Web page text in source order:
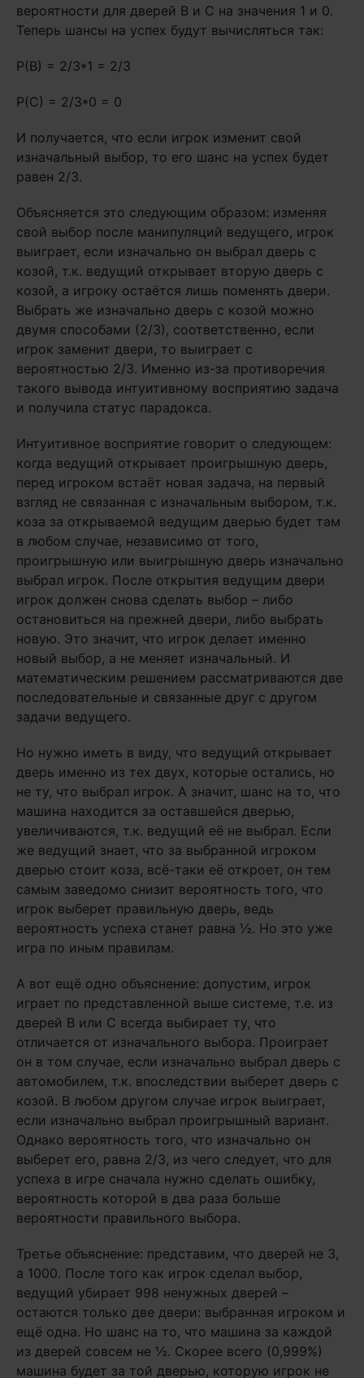
вероятности для дверей B и C на значения 1 и 0.
Теперь шансы на успех будут вычисляться так:
P(B) = 2/3*1 = 2/3
P(C) = 2/3*0 = 0
И получается, что если игрок изменит свой
изначальный выбор, то его шанс на успех будет
равен 2/3.
Объясняется это следующим образом: изменяя
свой выбор после манипуляций ведущего, игрок
выиграет, если изначально он выбрал дверь с
козой, т.к. ведущий открывает вторую дверь с
козой, а игроку остаётся лишь поменять двери.
Выбрать же изначально дверь с козой можно
двумя способами (2/3), соответственно, если
игрок заменит двери, то выиграет с
вероятностью 2/3. Именно из-за противоречия
такого вывода интуитивному восприятию задача
и получила статус парадокса.
Интуитивное восприятие говорит о следующем:
когда ведущий открывает проигрышную дверь,
перед игроком встаёт новая задача, на первый
взгляд не связанная с изначальным выбором, т.к.
коза за открываемой ведущим дверью будет там
в любом случае, независимо от того,
проигрышную или выигрышную дверь изначально
выбрал игрок. После открытия ведущим двери
игрок должен снова сделать выбор – либо
остановиться на прежней двери, либо выбрать
новую. Это значит, что игрок делает именно
новый выбор, а не меняет изначальный. И
математическим решением рассматриваются две
последовательные и связанные друг с другом
задачи ведущего.
Но нужно иметь в виду, что ведущий открывает
дверь именно из тех двух, которые остались, но
не ту, что выбрал игрок. А значит, шанс на то, что
машина находится за оставшейся дверью,
увеличиваются, т.к. ведущий её не выбрал. Если
же ведущий знает, что за выбранной игроком
дверью стоит коза, всё-таки её откроет, он тем
самым заведомо снизит вероятность того, что
игрок выберет правильную дверь, ведь
вероятность успеха станет равна ½. Но это уже
игра по иным правилам.
А вот ещё одно объяснение: допустим, игрок
играет по представленной выше системе, т.е. из
дверей B или C всегда выбирает ту, что
отличается от изначального выбора. Проиграет
он в том случае, если изначально выбрал дверь с
автомобилем, т.к. впоследствии выберет дверь с
козой. В любом другом случае игрок выиграет,
если изначально выбрал проигрышный вариант.
Однако вероятность того, что изначально он
выберет его, равна 2/3, из чего следует, что для
успеха в игре сначала нужно сделать ошибку,
вероятность которой в два раза больше
вероятности правильного выбора.
Третье объяснение: представим, что дверей не 3,
а 1000. После того как игрок сделал выбор,
ведущий убирает 998 ненужных дверей –
остаются только две двери: выбранная игроком и
ещё одна. Но шанс на то, что машина за каждой
из дверей совсем не ½. Скорее всего (0,999%)
машина будет за той дверью, которую игрок не